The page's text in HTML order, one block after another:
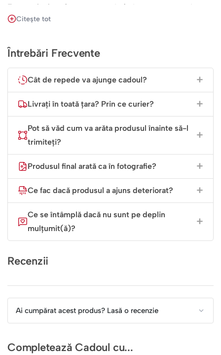
Este cadoul perfect pentru a-i oferi tot ce are nevoie
într-un singur pachet, asigurându-te că fiecare obiect
calitate, gândite pentru a rezista la energia și
entuziasmul unui băiat.
Este surpriza ideală pentru o zi de naștere sau pentru a-l
echipa corespunzător pentru un nou an plin de provocări
și descoperiri.
Citește tot
Întrebări Frecvente
Cât de repede va ajunge cadoul?
Livrați în toată țara? Prin ce curier?
Pot să văd cum va arăta produsul înainte să-l
trimiteți?
Produsul final arată ca în fotografie?
Ce fac dacă produsul a ajuns deteriorat?
Ce se întâmplă dacă nu sunt pe deplin
mulțumit(ă)?
Recenzii
Ai cumpărat acest produs? Lasă o recenzie
Completează Cadoul cu...